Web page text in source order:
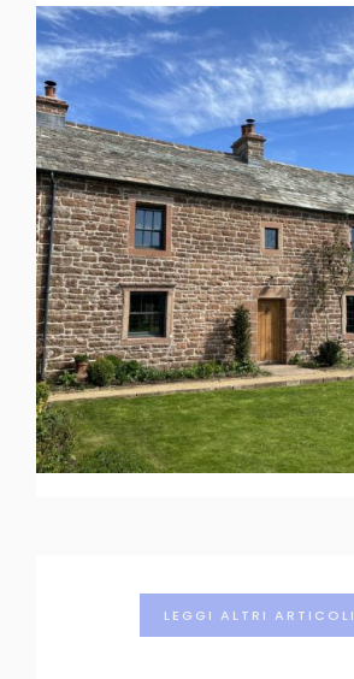
LEGGI ALTRI ARTICOLI